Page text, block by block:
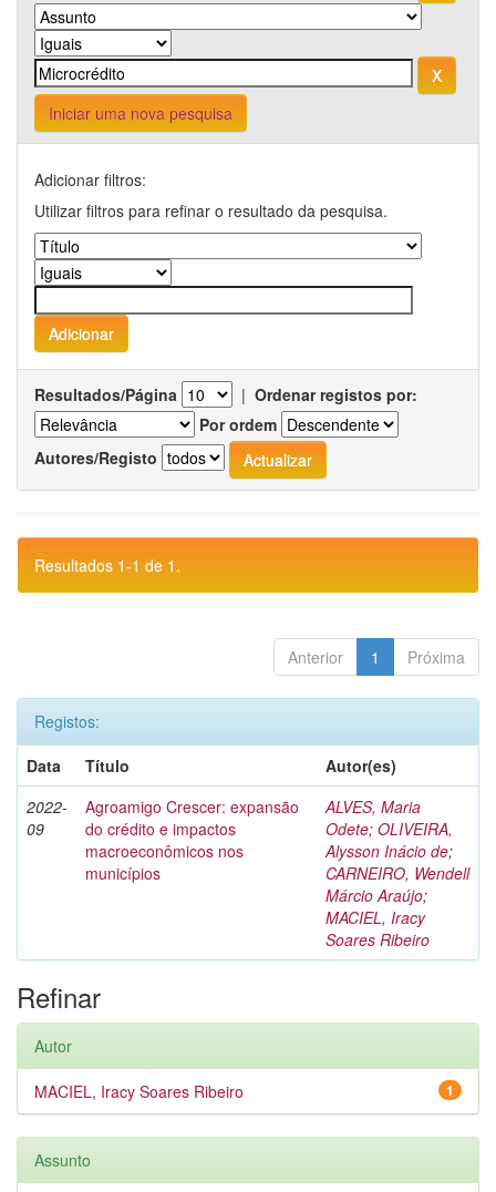
Iniciar uma nova pesquisa
Adicionar filtros:
Utilizar filtros para refinar o resultado da pesquisa.
Resultados/Página | Ordenar registos por:
Por ordem
Autores/Registo
Resultados 1-1 de 1.
Anterior 1 Próxima
Registos:
Data
Título
Autor(es)
2022-
09
Agroamigo Crescer: expansão
do crédito e impactos
macroeconômicos nos
municípios
ALVES, Maria
Odete; OLIVEIRA,
Alysson Inácio de;
CARNEIRO, Wendell
Márcio Araújo;
MACIEL, Iracy
Soares Ribeiro
Refinar
Autor
1
MACIEL, Iracy Soares Ribeiro
Assunto